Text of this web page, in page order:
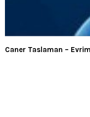
Caner Taslaman –